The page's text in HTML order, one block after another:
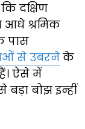
दक्षिण
आधे श्रमिक
पास
से उबरनेके
ऐसे में
बोझ इन्हीं